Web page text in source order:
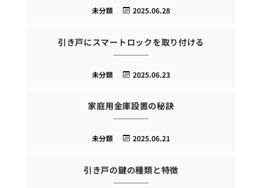
2025.06.28
未分類
引き戸にスマートロックを取り付ける
2025.06.23
未分類
家庭用金庫設置の秘訣
2025.06.21
未分類
引き戸の鍵の種類と特徴